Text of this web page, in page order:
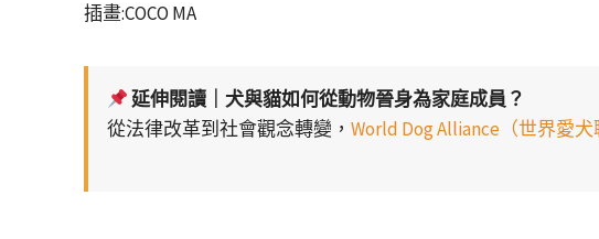
插畫:COCO MA
延伸閱讀｜犬與貓如何從動物晉身為家庭成員？
從法律改革到社會觀念轉變， World Dog Alliance（世界愛犬